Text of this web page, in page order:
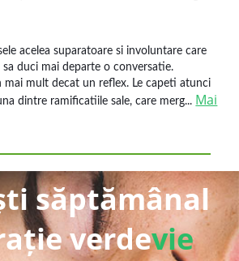
acelea suparatoare si involuntare care
duci mai departe o conversatie.
mult decat un reflex. Le capeti atunci
dintre ramificatiile sale, care merg... Mai
săptămânal
verdevie